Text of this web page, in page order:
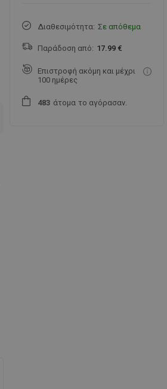
Διαθεσιμότητα: Σε απόθεμα
Παράδοση από: 17.99 €
Επιστροφή ακόμη και μέχρι
100 ημέρες
483 άτομα το αγόρασαν.